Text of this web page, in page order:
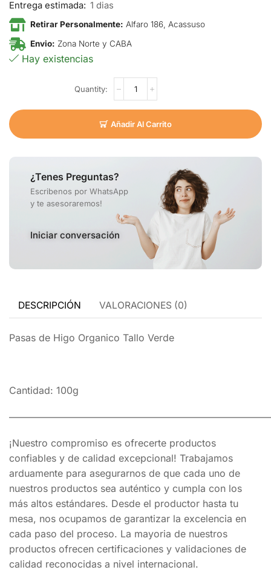
Entrega estimada: 1 dias
Retirar Personalmente: Alfaro 186, Acassuso
Envio: Zona Norte y CABA
Hay existencias
Añadir Al Carrito
¿Tenes Preguntas?
Escribenos por WhatsApp
y te asesoraremos!
Iniciar conversación
DESCRIPCIÓN VALORACIONES (0)
Pasas de Higo Organico Tallo Verde
Cantidad: 100g
¡Nuestro compromiso es ofrecerte productos
confiables y de calidad excepcional! Trabajamos
arduamente para asegurarnos de que cada uno de
nuestros productos sea auténtico y cumpla con los
más altos estándares. Desde el productor hasta tu
mesa, nos ocupamos de garantizar la excelencia en
cada paso del proceso. La mayoria de nuestros
productos ofrecen certificaciones y validaciones de
calidad reconocidas a nivel internacional.